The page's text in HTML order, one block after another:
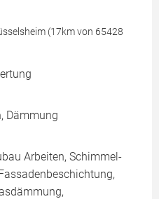
(17km von 65428
Dämmung
Arbeiten, Schimmel-